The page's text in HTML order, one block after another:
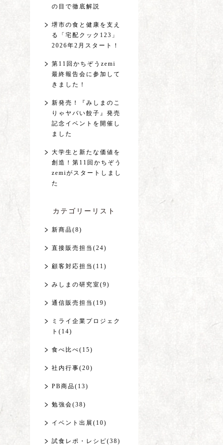
の目で徹底解説
堺市の食と健康を支え
る「宅配クック123」
2026年2月スタート！
第11回かちぞうzemi
最終報告会に参加して
きました！
新発売！『みしまのこ
りゃヤバい餃子』発売
記念イベントを開催し
ました
大学生と新たな価値を
創造！第11回かちぞう
zemiがスタートしまし
た
カテゴリーリスト
新商品(8)
直接販売担当(24)
顧客対応担当(11)
みしまの研究室(9)
通信販売担当(19)
ミライ企業プロジェク
ト(14)
食べ比べ(15)
社内行事(20)
PB商品(13)
勉強会(38)
イベント出展(10)
試食レポ・レシピ(38)